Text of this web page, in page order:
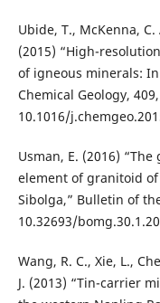
Ubide, T., McKenna,
(2015) “High-
of igneous minerals:
Chemical Geology,
10.1016/
Usman, E. (2016)
element of granitoid
Sibolga,” Bulletin of
10.32693/
Wang, R. C., Xie, L.,
J. (2013) “Tin-carrier